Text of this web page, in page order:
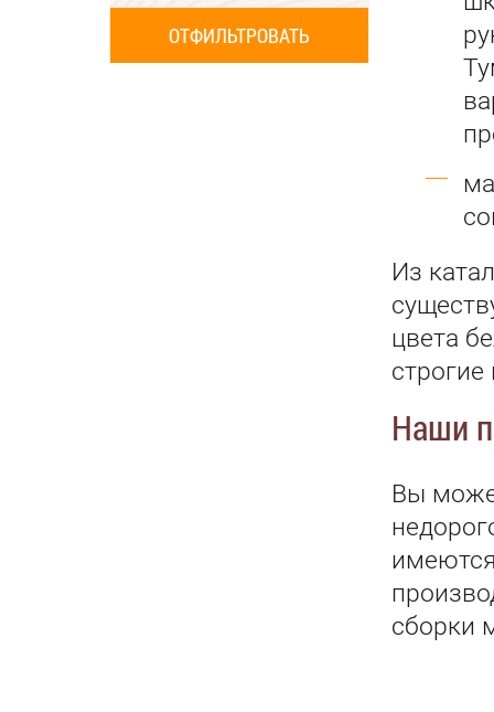
Из
цвета
Наши
Вы
сборки